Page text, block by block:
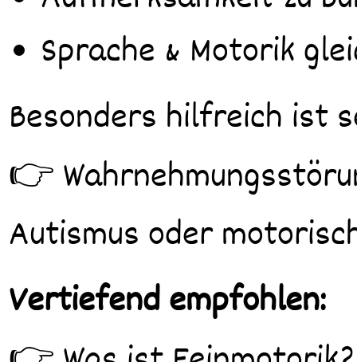
Sprache & Motorik
Besonders hilfreich ist
👉
Autismus oder
Vertiefend empfohlen: